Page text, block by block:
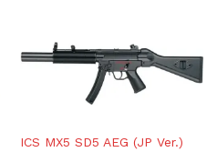
ICS MX5 SD5 AEG (JP Ver.)